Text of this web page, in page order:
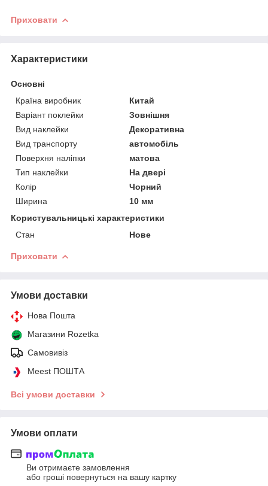
Приховати
Характеристики
Основні
Країна виробник
Китай
Варіант поклейки
Зовнішня
Вид наклейки
Декоративна
Вид транспорту
автомобіль
Поверхня наліпки
матова
Тип наклейки
На двері
Колір
Чорний
Ширина
10 мм
Користувальницькі характеристики
Стан
Нове
Приховати
Умови доставки
Нова Пошта
Магазини Rozetka
Самовивіз
Meest ПОШТА
Всі умови доставки
Умови оплати
Ви отримаєте замовлення
або гроші повернуться на вашу картку